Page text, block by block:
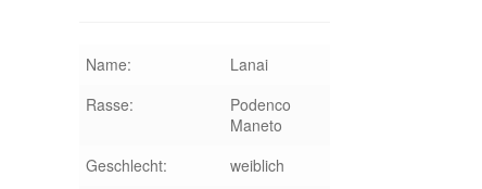
Name:
Lanai
Rasse:
Podenco
Maneto
Geschlecht:
weiblich